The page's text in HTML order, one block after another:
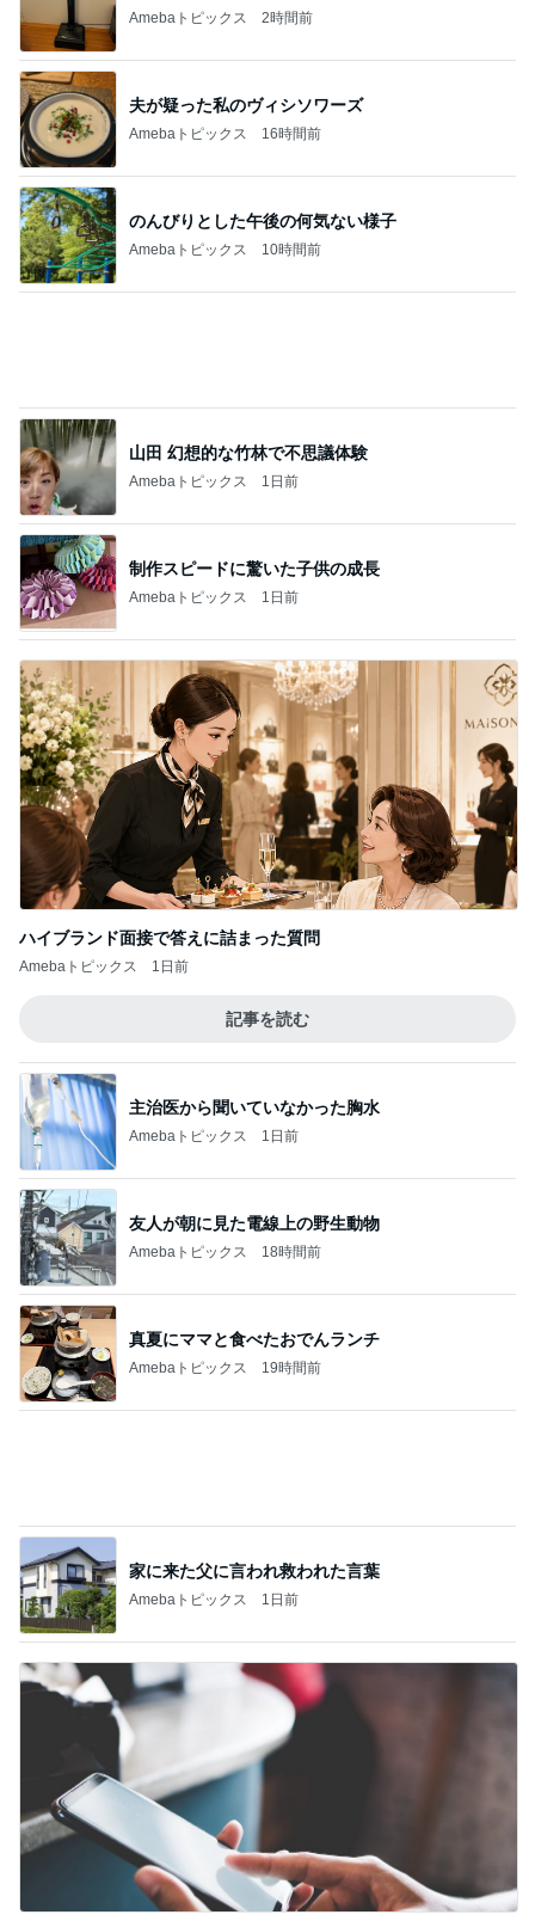
Amebaトピックス 2時間前
夫が疑った私のヴィシソワーズ
Amebaトピックス 16時間前
のんびりとした午後の何気ない様子
Amebaトピックス 10時間前
制作スピードに驚いた子供の成長
Amebaトピックス 1日前
ハイブランド面接で答えに詰まった質問
Amebaトピックス
記事を読む
Amebaトピックス 1日前
友人が朝に見た電線上の野生動物
Amebaトピックス 18時間前
真夏にママと食べたおでんランチ
Amebaトピックス 19時間前
育休中にした3万円のアプリ課金
Amebaトピックス
記事を読む